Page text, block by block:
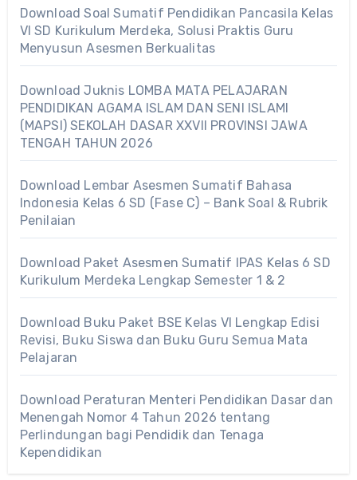
Download Soal Sumatif Pendidikan Pancasila Kelas
VI SD Kurikulum Merdeka, Solusi Praktis Guru
Menyusun Asesmen Berkualitas
Download Juknis LOMBA MATA PELAJARAN
PENDIDIKAN AGAMA ISLAM DAN SENI ISLAMI
(MAPSI) SEKOLAH DASAR XXVII PROVINSI JAWA
TENGAH TAHUN 2026
Download Lembar Asesmen Sumatif Bahasa
Indonesia Kelas 6 SD (Fase C) – Bank Soal & Rubrik
Penilaian
Download Paket Asesmen Sumatif IPAS Kelas 6 SD
Kurikulum Merdeka Lengkap Semester 1 & 2
Download Buku Paket BSE Kelas VI Lengkap Edisi
Revisi, Buku Siswa dan Buku Guru Semua Mata
Pelajaran
Download Peraturan Menteri Pendidikan Dasar dan
Menengah Nomor 4 Tahun 2026 tentang
Perlindungan bagi Pendidik dan Tenaga
Kependidikan